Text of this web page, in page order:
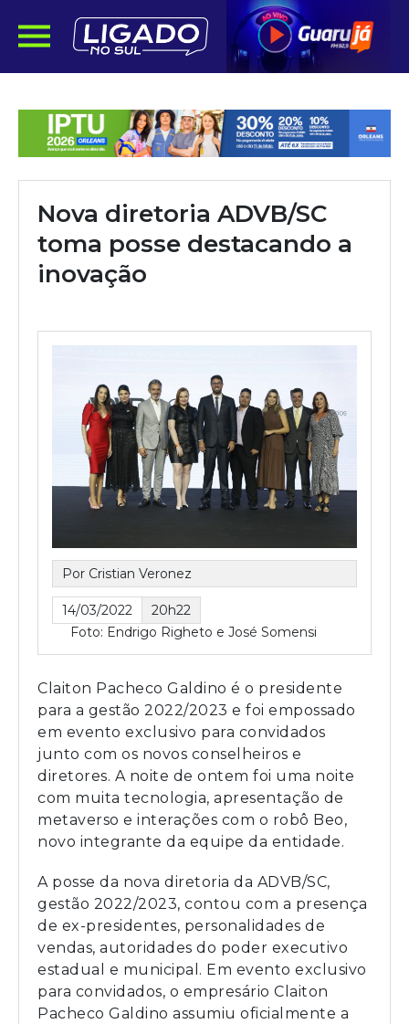
Nova diretoria ADVB/SC
toma posse destacando a
inovação
Por Cristian Veronez
14/03/2022
20h22
Foto: Endrigo Righeto e José Somensi
Claiton Pacheco Galdino é o presidente
para a gestão 2022/2023 e foi empossado
em evento exclusivo para convidados
junto com os novos conselheiros e
diretores. A noite de ontem foi uma noite
com muita tecnologia, apresentação de
metaverso e interações com o robô Beo,
novo integrante da equipe da entidade.
A posse da nova diretoria da ADVB/SC,
gestão 2022/2023, contou com a presença
de ex-presidentes, personalidades de
vendas, autoridades do poder executivo
estadual e municipal. Em evento exclusivo
para convidados, o empresário Claiton
Pacheco Galdino assumiu oficialmente a